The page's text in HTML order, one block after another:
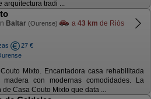
arquitectura tradi ...
Baltar (Ourense) a 43 km de Riós
27 €
Mixto. Encantadora casa rehabilitada
con modernas comodidades. La
de Casa Couto Mixto que data ...